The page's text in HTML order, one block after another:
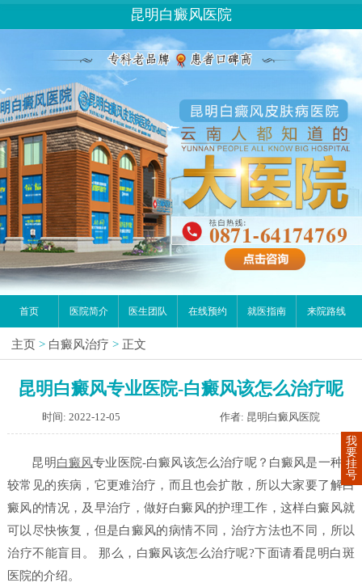
昆明白癜风医院
首页 医院简介 医生团队 在线预约 就医指南 来院路线
主页 > 白癜风治疗 > 正文
昆明白癜风专业医院-白癜风该怎么治疗呢
时间: 2022-12-05 作者: 昆明白癜风医院
昆明白癜风专业医院-白癜风该怎么治疗呢？白癜风是一种比
较常见的疾病，它更难治疗，而且也会扩散，所以大家要了解白
癜风的情况，及早治疗，做好白癜风的护理工作，这样白癜风就
可以尽快恢复，但是白癜风的病情不同，治疗方法也不同，所以
治疗不能盲目。 那么，白癜风该怎么治疗呢?下面请看昆明白斑
医院的介绍。
我
要
挂
号